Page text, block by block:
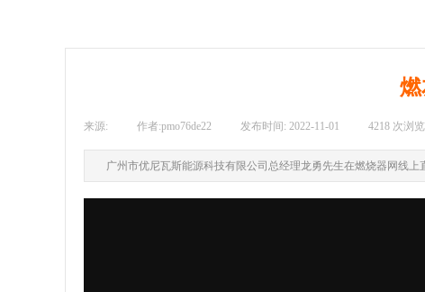
来源: 作者:pmo76de22 发布时间: 2022-11-01 4218 次浏览
广州市优尼瓦斯能源科技有限公司总经理龙勇先生在燃烧器网线上